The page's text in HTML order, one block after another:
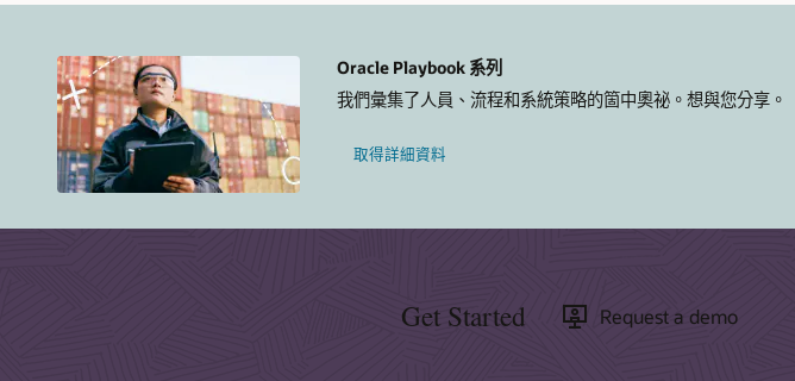
Oracle Playbook 系列
我們彙集了人員、流程和系統策略的箇中奧祕。想與您分享。
取得詳細資料
Get Started Request a demo